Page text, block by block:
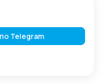
Telegram